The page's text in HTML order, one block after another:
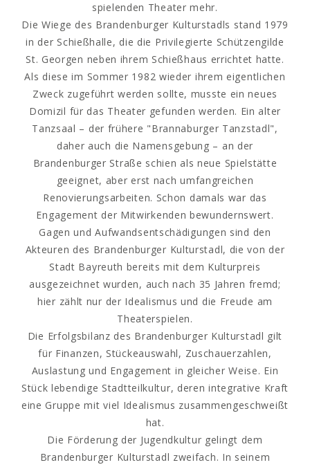
spielenden Theater mehr.
Die Wiege des Brandenburger Kulturstadls stand 1979
in der Schießhalle, die die Privilegierte Schützengilde
St. Georgen neben ihrem Schießhaus errichtet hatte.
Als diese im Sommer 1982 wieder ihrem eigentlichen
Zweck zugeführt werden sollte, musste ein neues
Domizil für das Theater gefunden werden. Ein alter
Tanzsaal – der frühere "Brannaburger Tanzstadl",
daher auch die Namensgebung – an der
Brandenburger Straße schien als neue Spielstätte
geeignet, aber erst nach umfangreichen
Renovierungsarbeiten. Schon damals war das
Engagement der Mitwirkenden bewundernswert.
Gagen und Aufwandsentschädigungen sind den
Akteuren des Brandenburger Kulturstadl, die von der
Stadt Bayreuth bereits mit dem Kulturpreis
ausgezeichnet wurden, auch nach 35 Jahren fremd;
hier zählt nur der Idealismus und die Freude am
Theaterspielen.
Die Erfolgsbilanz des Brandenburger Kulturstadl gilt
für Finanzen, Stückeauswahl, Zuschauerzahlen,
Auslastung und Engagement in gleicher Weise. Ein
Stück lebendige Stadtteilkultur, deren integrative Kraft
eine Gruppe mit viel Idealismus zusammengeschweißt
hat.
Die Förderung der Jugendkultur gelingt dem
Brandenburger Kulturstadl zweifach. In seinem